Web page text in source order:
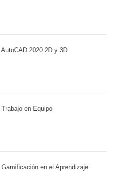
2020 2D y 3D
en Equipo
en el Aprendizaje